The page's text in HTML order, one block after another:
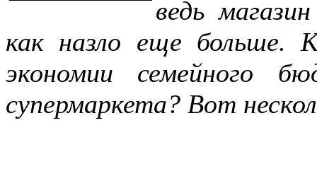
ведь
как назло еще больше.
экономии семейного
супермаркета? Вот